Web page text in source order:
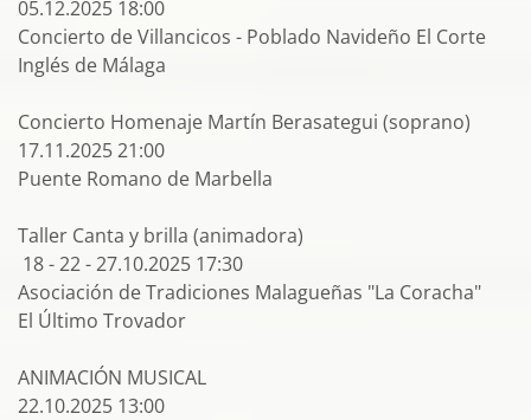
05.12.2025 18:00
Concierto de Villancicos - Poblado Navideño El Corte
Inglés de Málaga
Concierto Homenaje Martín Berasategui (soprano)
17.11.2025 21:00
Puente Romano de Marbella
Taller Canta y brilla (animadora)
18 - 22 - 27.10.2025 17:30
Asociación de Tradiciones Malagueñas "La Coracha"
El Último Trovador
ANIMACIÓN MUSICAL
22.10.2025 13:00